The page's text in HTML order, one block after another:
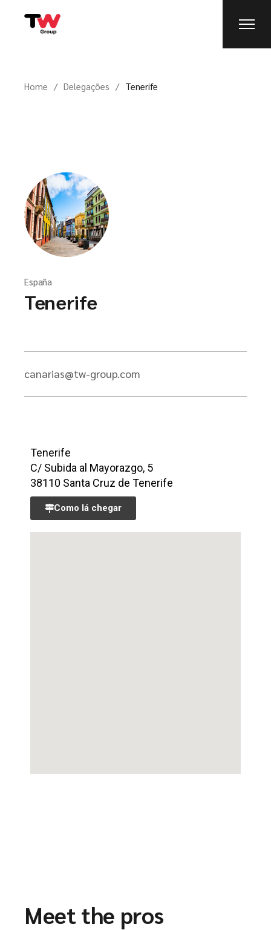
Home Delegações Tenerife
España
Tenerife
canarias@tw-group.com
Tenerife
C/ Subida al Mayorazgo, 5
38110 Santa Cruz de Tenerife
Como lá chegar
Meet the pros